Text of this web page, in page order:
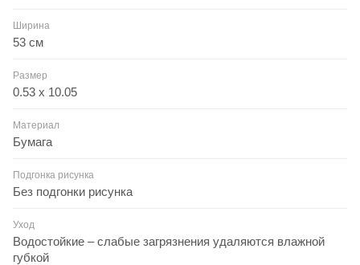
Ширина
53 см
Размер
0.53 x 10.05
Материал
Бумага
Подгонка рисунка
Без подгонки рисунка
Уход
Водостойкие – слабые загрязнения удаляются влажной
губкой